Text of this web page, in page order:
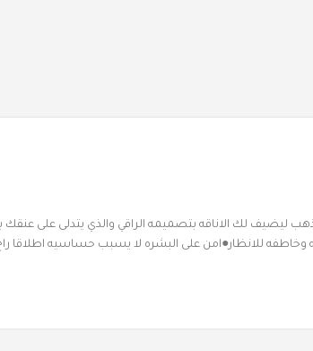
لك الاناقه بتصميمه الراقي والذي يتدلى على عنقك
وخاطفه للانظار●امن على البشره لا يسبب حساسيه اطلاقا